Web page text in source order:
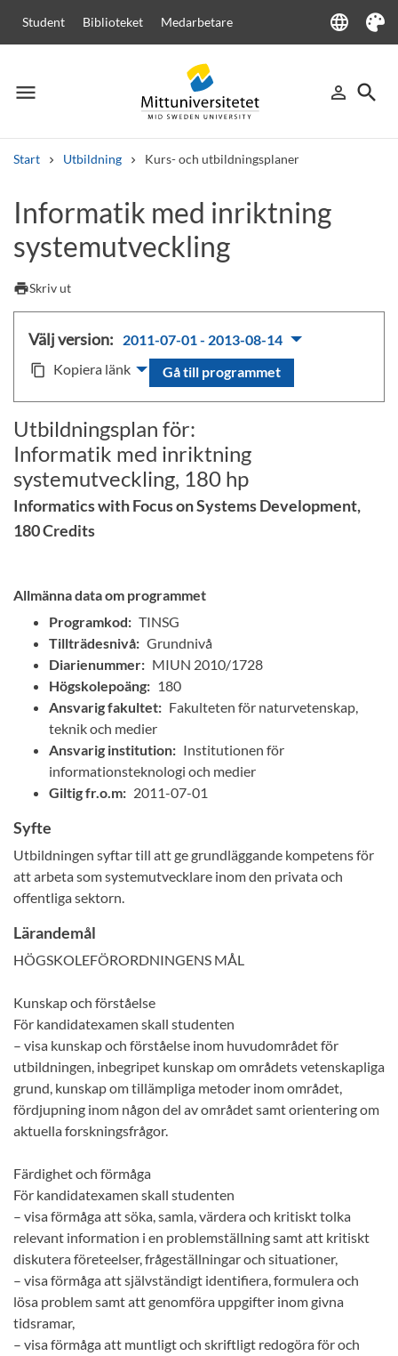
Student Biblioteket Medarbetare language
Language
Tema
menu
Meny person_outline
Logga in
search
Sök
Start Utbildning Kurs- och utbildningsplaner
Andra söktjänster
Kurser och programKursplanerVälkomstbrev
Lediga jobb
Informatik med inriktning
systemutveckling
printSkriv ut
Välj version: 2011-07-01 - 2013-08-14
content_copy Kopiera länk Gå till programmet
Utbildningsplan för:
Informatik med inriktning
systemutveckling, 180 hp
Informatics with Focus on Systems Development,
180 Credits
Allmänna data om programmet
Programkod: TINSG
Tillträdesnivå: Grundnivå
Diarienummer: MIUN 2010/1728
Högskolepoäng: 180
Ansvarig fakultet: Fakulteten för naturvetenskap,
teknik och medier
Ansvarig institution: Institutionen för
informationsteknologi och medier
Giltig fr.o.m: 2011-07-01
Syfte
Utbildningen syftar till att ge grundläggande kompetens för
att arbeta som systemutvecklare inom den privata och
offentliga sektorn.
Lärandemål
HÖGSKOLEFÖRORDNINGENS MÅL
Kunskap och förståelse
För kandidatexamen skall studenten
– visa kunskap och förståelse inom huvudområdet för
utbildningen, inbegripet kunskap om områdets vetenskapliga
grund, kunskap om tillämpliga metoder inom området,
fördjupning inom någon del av området samt orientering om
aktuella forskningsfrågor.
Färdighet och förmåga
För kandidatexamen skall studenten
– visa förmåga att söka, samla, värdera och kritiskt tolka
relevant information i en problemställning samt att kritiskt
diskutera företeelser, frågeställningar och situationer,
– visa förmåga att självständigt identifiera, formulera och
lösa problem samt att genomföra uppgifter inom givna
tidsramar,
– visa förmåga att muntligt och skriftligt redogöra för och